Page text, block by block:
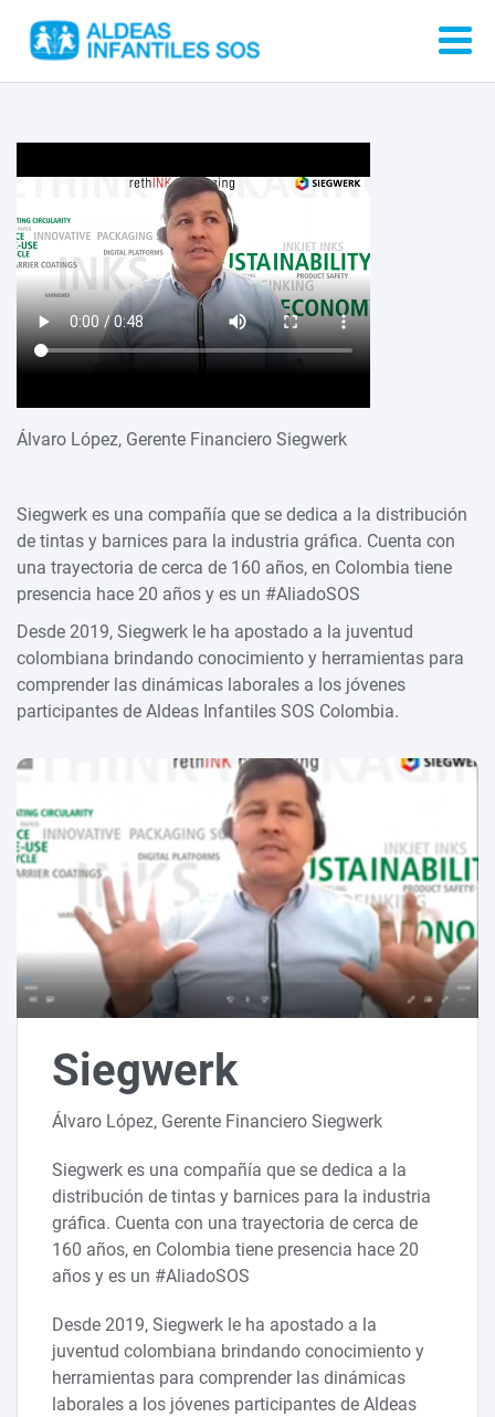
Álvaro López, Gerente Financiero Siegwerk
Siegwerk es una compañía que se dedica a la distribución
de tintas y barnices para la industria gráfica. Cuenta con
una trayectoria de cerca de 160 años, en Colombia tiene
presencia hace 20 años y es un #AliadoSOS
Desde 2019, Siegwerk le ha apostado a la juventud
colombiana brindando conocimiento y herramientas para
comprender las dinámicas laborales a los jóvenes
participantes de Aldeas Infantiles SOS Colombia.
Siegwerk
Álvaro López, Gerente Financiero Siegwerk
Siegwerk es una compañía que se dedica a la
distribución de tintas y barnices para la industria
gráfica. Cuenta con una trayectoria de cerca de
160 años, en Colombia tiene presencia hace 20
años y es un #AliadoSOS
Desde 2019, Siegwerk le ha apostado a la
juventud colombiana brindando conocimiento y
herramientas para comprender las dinámicas
laborales a los jóvenes participantes de Aldeas